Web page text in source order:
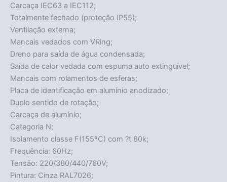
Carcaça IEC63 a IEC112;
Totalmente fechado (proteção IP55);
Ventilação externa;
Mancais vedados com VRing;
Dreno para saída de água condensada;
Saída de calor vedada com espuma auto extinguível;
Mancais com rolamentos de esferas;
Placa de identificação em alumínio anodizado;
Duplo sentido de rotação;
Carcaça de alumínio;
Categoria N;
Isolamento classe F(155ºC) com ?t 80k;
Frequência: 60Hz;
Tensão: 220/380/440/760V;
Pintura: Cinza RAL7026;